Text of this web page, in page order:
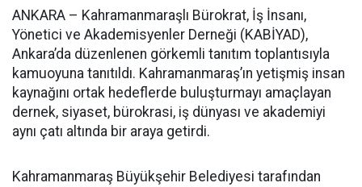
ANKARA – Kahramanmaraşlı Bürokrat, İş İnsanı,
Yönetici ve Akademisyenler Derneği (KABİYAD),
Ankara’da düzenlenen görkemli tanıtım toplantısıyla
kamuoyuna tanıtıldı. Kahramanmaraş’ın yetişmiş insan
kaynağını ortak hedeflerde buluşturmayı amaçlayan
dernek, siyaset, bürokrasi, iş dünyası ve akademiyi
aynı çatı altında bir araya getirdi.
Kahramanmaraş Büyükşehir Belediyesi tarafından